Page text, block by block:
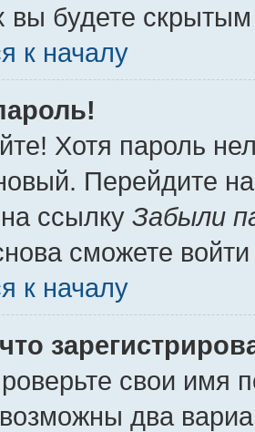
вы будете
к началу
Хотя пароль
Перейдите
ссылку Забыли
сможете
к началу
свои имя
два